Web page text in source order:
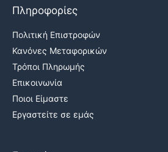
Πληροφορίες
Πολιτική Επιστροφών
Κανόνες Μεταφορικών
Τρόποι Πληρωμής
Επικοινωνία
Ποιοι Είμαστε
Εργαστείτε σε εμάς